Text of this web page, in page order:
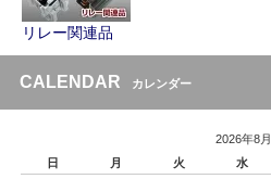
リレー関連品
CALENDAR カレンダー
2026年8月
日
月 火 水